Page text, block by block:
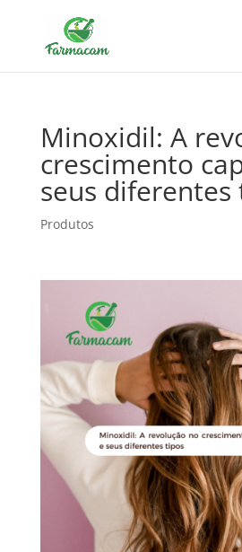
Minoxidil: A
crescimento
seus diferentes
Produtos